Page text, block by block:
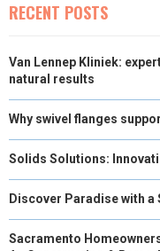
RECENT POSTS
Van Lennep Kliniek:
natural results
Why swivel flanges
Solids Solutions:
Discover Paradise with
Sacramento